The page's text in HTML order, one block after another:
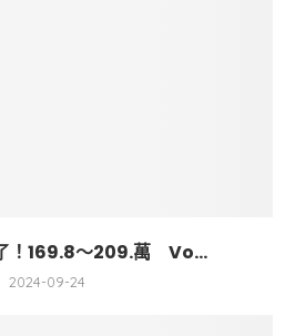
！169.8～209.萬 Vo...
2024-09-24